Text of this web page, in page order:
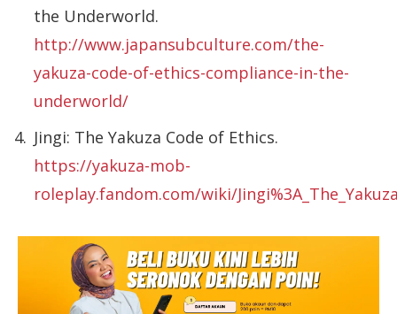
the Underworld.
http://www.japansubculture.com/the-
yakuza-code-of-ethics-compliance-in-the-
underworld/
Jingi: The Yakuza Code of Ethics.
https://yakuza-mob-
roleplay.fandom.com/wiki/